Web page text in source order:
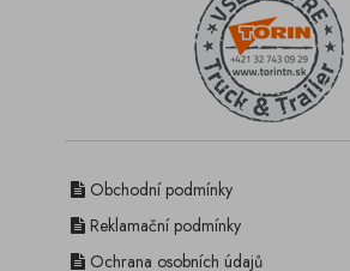
Obchodní podmínky
Reklamační podmínky
Ochrana osobních údajů